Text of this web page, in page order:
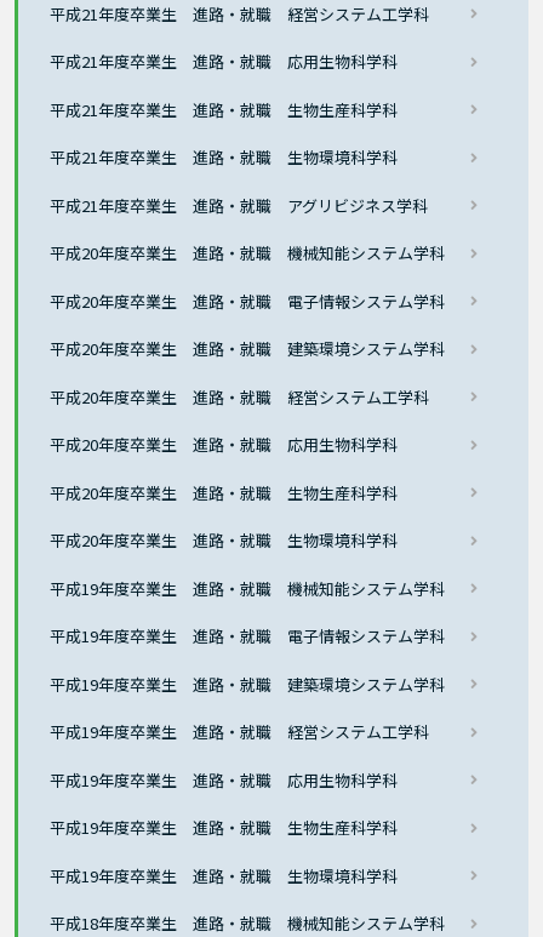
平成21年度卒業生 進路・就職 経営システム工学科
平成21年度卒業生 進路・就職 応用生物科学科
平成21年度卒業生 進路・就職 生物生産科学科
平成21年度卒業生 進路・就職 生物環境科学科
平成21年度卒業生 進路・就職 アグリビジネス学科
平成20年度卒業生 進路・就職 機械知能システム学科
平成20年度卒業生 進路・就職 電子情報システム学科
平成20年度卒業生 進路・就職 建築環境システム学科
平成20年度卒業生 進路・就職 経営システム工学科
平成20年度卒業生 進路・就職 応用生物科学科
平成20年度卒業生 進路・就職 生物生産科学科
平成20年度卒業生 進路・就職 生物環境科学科
平成19年度卒業生 進路・就職 機械知能システム学科
平成19年度卒業生 進路・就職 電子情報システム学科
平成19年度卒業生 進路・就職 建築環境システム学科
平成19年度卒業生 進路・就職 経営システム工学科
平成19年度卒業生 進路・就職 応用生物科学科
平成19年度卒業生 進路・就職 生物生産科学科
平成19年度卒業生 進路・就職 生物環境科学科
平成18年度卒業生 進路・就職 機械知能システム学科